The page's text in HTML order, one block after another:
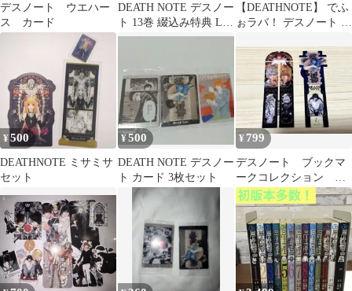
デスノート ウエハー
ス カード
DEATH NOTE デスノー
ト 13巻 綴込み特典 Lカ
ードのみ 4枚セット
【DEATHNOTE】 でふ
ぉラバ！ デスノート キ
ト
¥500
DEATHNOTE ミサミサ
セット
¥500
DEATH NOTE デスノー
ト カード 3枚セット
¥799
デスノート ブックマ
ークコレクション シ
ークレット2種